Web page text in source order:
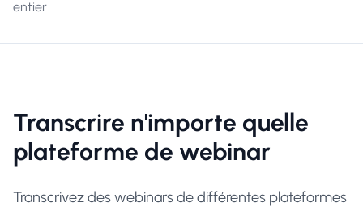
entier
Transcrire n'importe quelle
plateforme de webinar
Transcrivez des webinars de différentes plateformes